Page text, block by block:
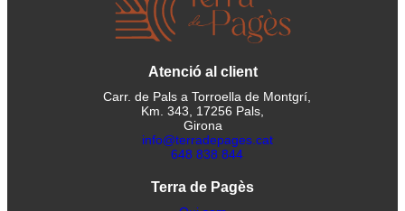
Atenció al client
Carr. de Pals a Torroella de Montgrí,
Km. 343, 17256 Pals,
Girona
info@terradepages.cat
648 838 844
Terra de Pagès